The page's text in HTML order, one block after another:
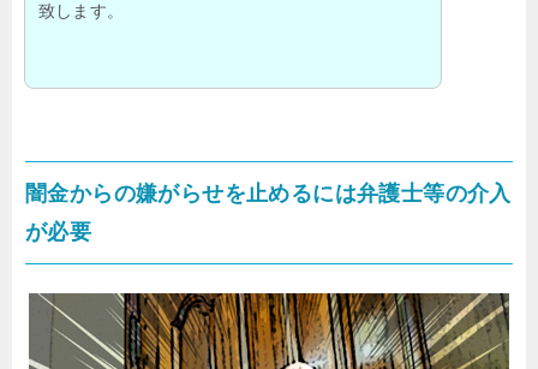
致します。
闇金からの嫌がらせを止めるには弁護士等の介入
が必要